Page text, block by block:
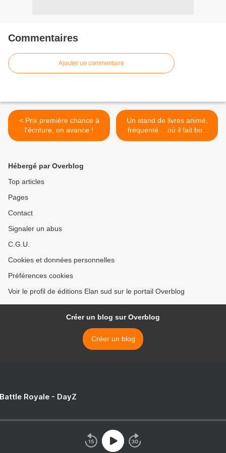
Commentaires
Ajouter un commentaire
< Prix première chance à
l'écriture, on avance !
Un stand de livres animé,
fréquenté… où il fait bon
passer >
Hébergé par Overblog
Top articles
Pages
Contact
Signaler un abus
C.G.U.
Cookies et données personnelles
Préférences cookies
Voir le profil de éditions Elan sud sur le portail Overblog
Créer un blog sur Overblog
Créer un blog
Royale - DayZ